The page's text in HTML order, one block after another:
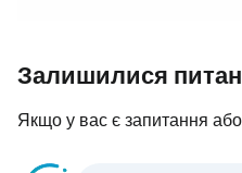
Залишилися
Якщо у вас є запитання або